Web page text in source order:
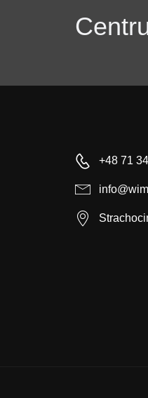
+48 71